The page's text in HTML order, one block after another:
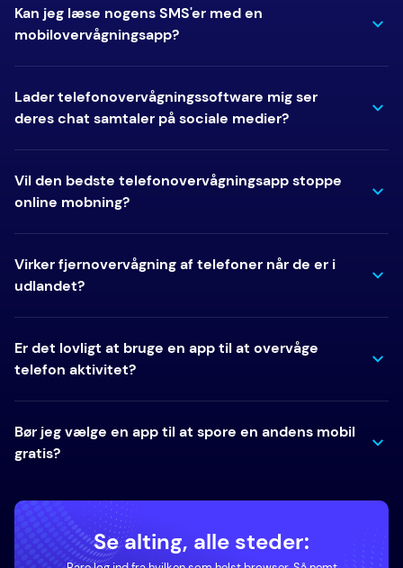
Kan jeg læse nogens SMS'er med en
mobilovervågningsapp?
Lader telefonovervågningssoftware mig ser
deres chat samtaler på sociale medier?
Vil den bedste telefonovervågningsapp stoppe
online mobning?
Virker fjernovervågning af telefoner når de er i
udlandet?
Er det lovligt at bruge en app til at overvåge
telefon aktivitet?
Bør jeg vælge en app til at spore en andens mobil
gratis?
Se alting, alle steder: